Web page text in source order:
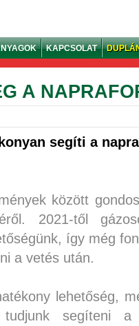
KAPCSOLAT
A
segíti a
között
2021-től
így még
a vetés után.
lehetőség,
tudjunk segíteni